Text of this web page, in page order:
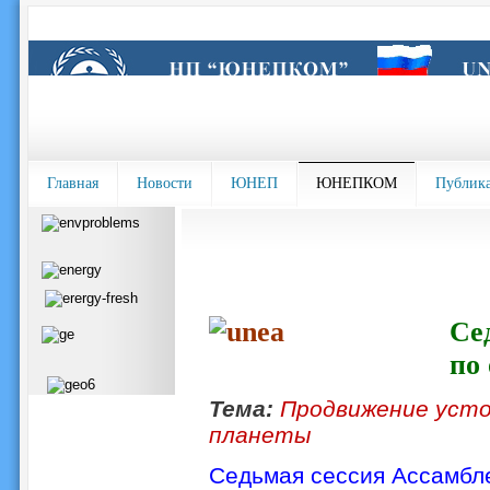
Главная Новости ЮНЕП ЮНЕПКОМ
Тема: Продвижение
планеты
Седьмая сессия